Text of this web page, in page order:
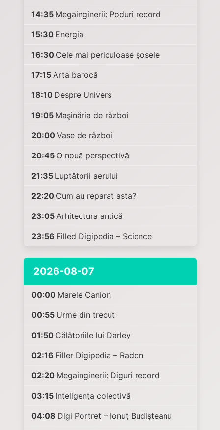
14:35 Megainginerii: Poduri record
15:30 Energia
16:30 Cele mai periculoase şosele
17:15 Arta barocă
18:10 Despre Univers
19:05 Maşinăria de război
20:00 Vase de război
20:45 O nouă perspectivă
21:35 Luptătorii aerului
22:20 Cum au reparat asta?
23:05 Arhitectura antică
23:56 Filled Digipedia – Science
2026-08-07
00:00 Marele Canion
00:55 Urme din trecut
01:50 Călătoriile lui Darley
02:16 Filler Digipedia – Radon
02:20 Megainginerii: Diguri record
03:15 Inteligenţa colectivă
04:08 Digi Portret – Ionuț Budișteanu